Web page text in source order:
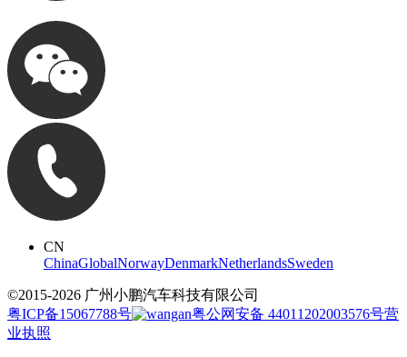
CN
ChinaGlobalNorwayDenmarkNetherlandsSweden
©2015-2026 广州小鹏汽车科技有限公司
粤ICP备15067788号
粤公网安备 44011202003576号营
业执照